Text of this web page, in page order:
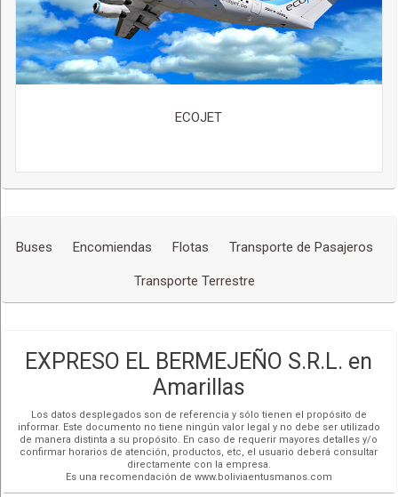
ECOJET
Buses Encomiendas Flotas Transporte de Pasajeros
Transporte Terrestre
EXPRESO EL BERMEJEÑO S.R.L. en
Amarillas
Los datos desplegados son de referencia y sólo tienen el propósito de
informar. Este documento no tiene ningún valor legal y no debe ser utilizado
de manera distinta a su propósito. En caso de requerir mayores detalles y/o
confirmar horarios de atención, productos, etc, el usuario deberá consultar
directamente con la empresa.
Es una recomendación de www.boliviaentusmanos.com